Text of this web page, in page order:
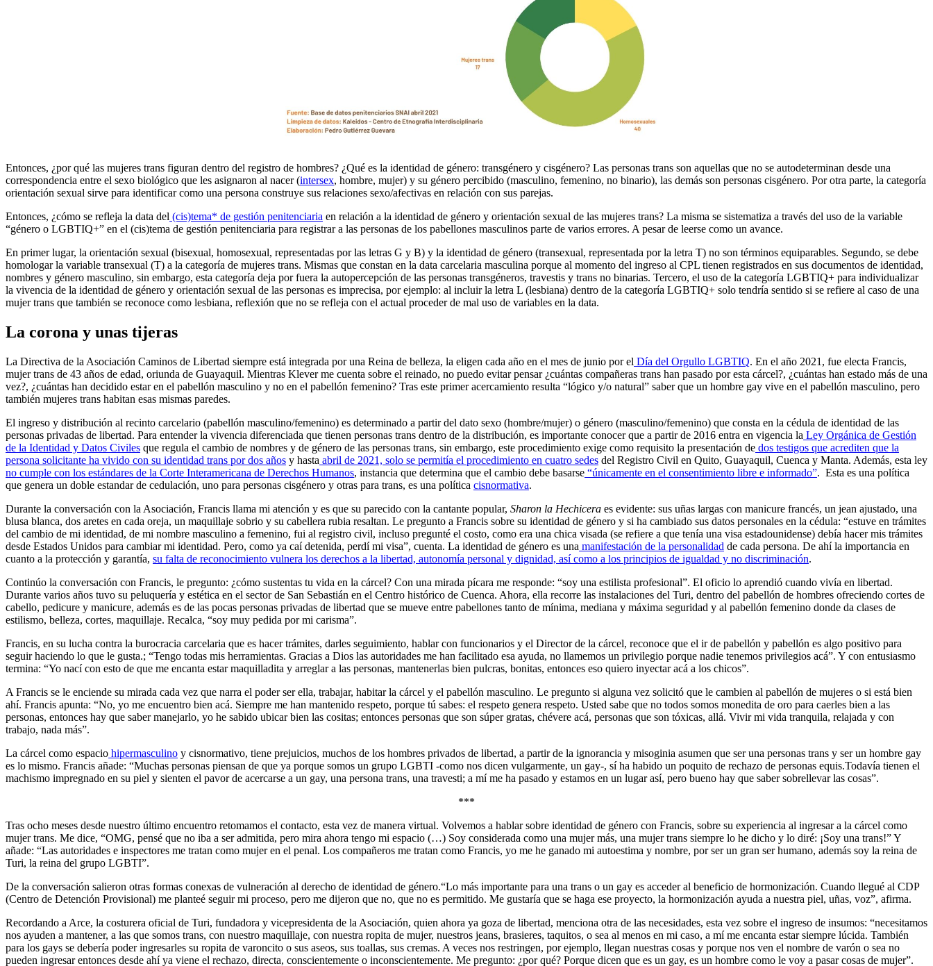
Entonces, ¿por qué las mujeres trans figuran dentro del registro de hombres? ¿Qué es la identidad de género: transgénero y cisgénero? Las personas trans son aquellas que no se autodeterminan desde una
correspondencia entre el sexo biológico que les asignaron al nacer (intersex, hombre, mujer) y su género percibido (masculino, femenino, no binario), las demás son personas cisgénero. Por otra parte, la categoría
orientación sexual sirve para identificar como una persona construye sus relaciones sexo/afectivas en relación con sus parejas.
Entonces, ¿cómo se refleja la data del (cis)tema* de gestión penitenciaria en relación a la identidad de género y orientación sexual de las mujeres trans? La misma se sistematiza a través del uso de la variable
“género o LGBTIQ+” en el (cis)tema de gestión penitenciaria para registrar a las personas de los pabellones masculinos parte de varios errores. A pesar de leerse como un avance.
En primer lugar, la orientación sexual (bisexual, homosexual, representadas por las letras G y B) y la identidad de género (transexual, representada por la letra T) no son términos equiparables. Segundo, se debe
homologar la variable transexual (T) a la categoría de mujeres trans. Mismas que constan en la data carcelaria masculina porque al momento del ingreso al CPL tienen registrados en sus documentos de identidad,
nombres y género masculino, sin embargo, esta categoría deja por fuera la autopercepción de las personas transgéneros, travestis y trans no binarias. Tercero, el uso de la categoría LGBTIQ+ para individualizar
la vivencia de la identidad de género y orientación sexual de las personas es imprecisa, por ejemplo: al incluir la letra L (lesbiana) dentro de la categoría LGBTIQ+ solo tendría sentido si se refiere al caso de una
mujer trans que también se reconoce como lesbiana, reflexión que no se refleja con el actual proceder de mal uso de variables en la data.
La corona y unas tijeras
La Directiva de la Asociación Caminos de Libertad siempre está integrada por una Reina de belleza, la eligen cada año en el mes de junio por el Día del Orgullo LGBTIQ. En el año 2021, fue electa Francis,
mujer trans de 43 años de edad, oriunda de Guayaquil. Mientras Klever me cuenta sobre el reinado, no puedo evitar pensar ¿cuántas compañeras trans han pasado por esta cárcel?, ¿cuántas han estado más de una
vez?, ¿cuántas han decidido estar en el pabellón masculino y no en el pabellón femenino? Tras este primer acercamiento resulta “lógico y/o natural” saber que un hombre gay vive en el pabellón masculino, pero
también mujeres trans habitan esas mismas paredes.
El ingreso y distribución al recinto carcelario (pabellón masculino/femenino) es determinado a partir del dato sexo (hombre/mujer) o género (masculino/femenino) que consta en la cédula de identidad de las
personas privadas de libertad. Para entender la vivencia diferenciada que tienen personas trans dentro de la distribución, es importante conocer que a partir de 2016 entra en vigencia la Ley Orgánica de Gestión
de la Identidad y Datos Civiles que regula el cambio de nombres y de género de las personas trans, sin embargo, este procedimiento exige como requisito la presentación de dos testigos que acrediten que la
persona solicitante ha vivido con su identidad trans por dos años y hasta abril de 2021, solo se permitía el procedimiento en cuatro sedes del Registro Civil en Quito, Guayaquil, Cuenca y Manta. Además, esta ley
no cumple con los estándares de la Corte Interamericana de Derechos Humanos, instancia que determina que el cambio debe basarse “únicamente en el consentimiento libre e informado”. Esta es una política
que genera un doble estandar de cedulación, uno para personas cisgénero y otras para trans, es una política cisnormativa.
Durante la conversación con la Asociación, Francis llama mi atención y es que su parecido con la cantante popular, Sharon la Hechicera es evidente: sus uñas largas con manicure francés, un jean ajustado, una
blusa blanca, dos aretes en cada oreja, un maquillaje sobrio y su cabellera rubia resaltan. Le pregunto a Francis sobre su identidad de género y si ha cambiado sus datos personales en la cédula: “estuve en trámites
del cambio de mi identidad, de mi nombre masculino a femenino, fui al registro civil, incluso pregunté el costo, como era una chica visada (se refiere a que tenía una visa estadounidense) debía hacer mis trámites
desde Estados Unidos para cambiar mi identidad. Pero, como ya caí detenida, perdí mi visa”, cuenta. La identidad de género es una manifestación de la personalidad de cada persona. De ahí la importancia en
cuanto a la protección y garantía, su falta de reconocimiento vulnera los derechos a la libertad, autonomía personal y dignidad, así como a los principios de igualdad y no discriminación.
Continúo la conversación con Francis, le pregunto: ¿cómo sustentas tu vida en la cárcel? Con una mirada pícara me responde: “soy una estilista profesional”. El oficio lo aprendió cuando vivía en libertad.
Durante varios años tuvo su peluquería y estética en el sector de San Sebastián en el Centro histórico de Cuenca. Ahora, ella recorre las instalaciones del Turi, dentro del pabellón de hombres ofreciendo cortes de
cabello, pedicure y manicure, además es de las pocas personas privadas de libertad que se mueve entre pabellones tanto de mínima, mediana y máxima seguridad y al pabellón femenino donde da clases de
estilismo, belleza, cortes, maquillaje. Recalca, “soy muy pedida por mi carisma”.
Francis, en su lucha contra la burocracia carcelaria que es hacer trámites, darles seguimiento, hablar con funcionarios y el Director de la cárcel, reconoce que el ir de pabellón y pabellón es algo positivo para
seguir haciendo lo que le gusta.; “Tengo todas mis herramientas. Gracias a Dios las autoridades me han facilitado esa ayuda, no llamemos un privilegio porque nadie tenemos privilegios acá”. Y con entusiasmo
termina: “Yo nací con esto de que me encanta estar maquilladita y arreglar a las personas, mantenerlas bien pulcras, bonitas, entonces eso quiero inyectar acá a los chicos”.
A Francis se le enciende su mirada cada vez que narra el poder ser ella, trabajar, habitar la cárcel y el pabellón masculino. Le pregunto si alguna vez solicitó que le cambien al pabellón de mujeres o si está bien
ahí. Francis apunta: “No, yo me encuentro bien acá. Siempre me han mantenido respeto, porque tú sabes: el respeto genera respeto. Usted sabe que no todos somos monedita de oro para caerles bien a las
personas, entonces hay que saber manejarlo, yo he sabido ubicar bien las cositas; entonces personas que son súper gratas, chévere acá, personas que son tóxicas, allá. Vivir mi vida tranquila, relajada y con
trabajo, nada más”.
La cárcel como espacio hipermasculino y cisnormativo, tiene prejuicios, muchos de los hombres privados de libertad, a partir de la ignorancia y misoginia asumen que ser una personas trans y ser un hombre gay
es lo mismo. Francis añade: “Muchas personas piensan de que ya porque somos un grupo LGBTI -como nos dicen vulgarmente, un gay-, sí ha habido un poquito de rechazo de personas equis.Todavía tienen el
machismo impregnado en su piel y sienten el pavor de acercarse a un gay, una persona trans, una travesti; a mí me ha pasado y estamos en un lugar así, pero bueno hay que saber sobrellevar las cosas”.
***
Tras ocho meses desde nuestro último encuentro retomamos el contacto, esta vez de manera virtual. Volvemos a hablar sobre identidad de género con Francis, sobre su experiencia al ingresar a la cárcel como
mujer trans. Me dice, “OMG, pensé que no iba a ser admitida, pero mira ahora tengo mi espacio (…) Soy considerada como una mujer más, una mujer trans siempre lo he dicho y lo diré: ¡Soy una trans!” Y
añade: “Las autoridades e inspectores me tratan como mujer en el penal. Los compañeros me tratan como Francis, yo me he ganado mi autoestima y nombre, por ser un gran ser humano, además soy la reina de
Turi, la reina del grupo LGBTI”.
De la conversación salieron otras formas conexas de vulneración al derecho de identidad de género.“Lo más importante para una trans o un gay es acceder al beneficio de hormonización. Cuando llegué al CDP
(Centro de Detención Provisional) me planteé seguir mi proceso, pero me dijeron que no, que no es permitido. Me gustaría que se haga ese proyecto, la hormonización ayuda a nuestra piel, uñas, voz”, afirma.
Recordando a Arce, la costurera oficial de Turi, fundadora y vicepresidenta de la Asociación, quien ahora ya goza de libertad, menciona otra de las necesidades, esta vez sobre el ingreso de insumos: “necesitamos
nos ayuden a mantener, a las que somos trans, con nuestro maquillaje, con nuestra ropita de mujer, nuestros jeans, brasieres, taquitos, o sea al menos en mi caso, a mí me encanta estar siempre lúcida. También
para los gays se debería poder ingresarles su ropita de varoncito o sus aseos, sus toallas, sus cremas. A veces nos restringen, por ejemplo, llegan nuestras cosas y porque nos ven el nombre de varón o sea no
pueden ingresar entonces desde ahí ya viene el rechazo, directa, conscientemente o inconscientemente. Me pregunto: ¿por qué? Porque dicen que es un gay, es un hombre como le voy a pasar cosas de mujer”.